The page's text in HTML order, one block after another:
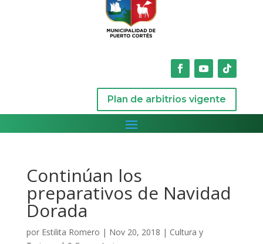
Plan de arbitrios vigente
Continúan los
preparativos de Navidad
Dorada
por Estilita Romero | Nov 20, 2018 | Cultura y